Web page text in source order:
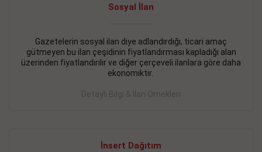
Sosyal İlan
Gazetelerin sosyal ilan diye adlandırdığı, ticari amaç
gütmeyen bu ilan çeşidinin fiyatlandırması kapladığı alan
üzerinden fiyatlandırılır ve diğer çerçeveli ilanlara göre daha
ekonomiktir.
Detaylı Bilgi & İlan Örnekleri
İnsert Dağıtım
İŞYERİ KİRALIK İlanı - 11.09.2018
BEYLİKDÜZÜ Kavaklıda 4 katlı bina